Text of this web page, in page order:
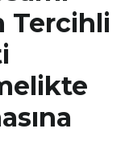
Tercihli